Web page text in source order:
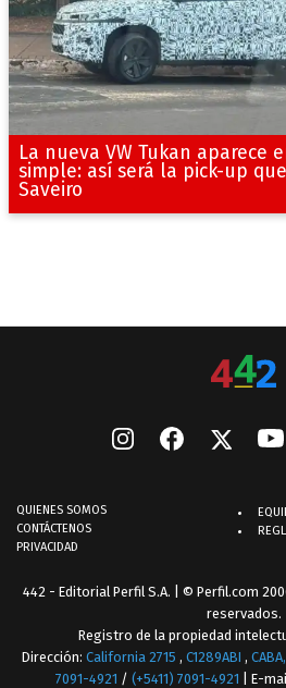
La nueva VW Tukan aparece
simple: así será la pick-up
Saveiro
QUIENES SOMOS
CONTÁCTENOS
PRIVACIDAD
442 - Editorial Perfil S.A. | © Perfil.com
reservados.
Registro de la propiedad
Dirección: California 2715 , C1289ABI ,
7091-4921 / (+5411) 7091-4921 | E-